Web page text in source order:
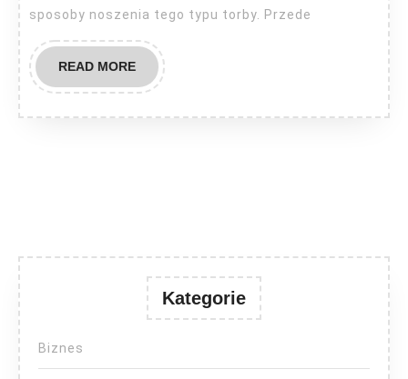
sposoby noszenia tego typu torby. Przede
READ MOREREAD
MORE
Kategorie
Biznes